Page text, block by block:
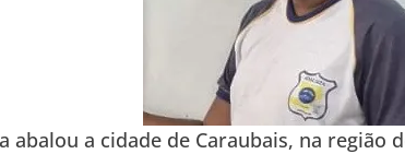
abalou a cidade de Caraubais, na região